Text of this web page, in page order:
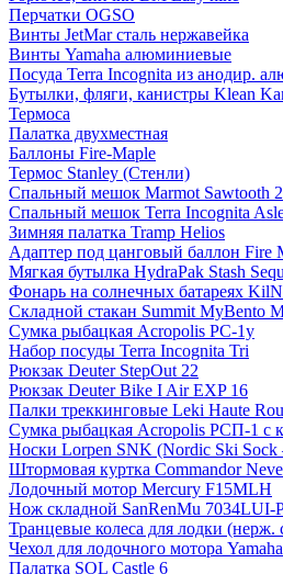
Перчатки OGSO
Винты JetMar сталь нержавейка
Винты Yamaha алюминиевые
Посуда Terra Incognita из анодир.
Бутылки, фляги, канистры Klean
Термоса
Палатка двухместная
Баллоны Fire-Maple
Термос Stanley (Стенли)
Спальный мешок Marmot Sawtooth
Спальный мешок Terra Incognita
Зимняя палатка Tramp Helios
Адаптер под цанговый баллон Fire
Мягкая бутылка HydraPak Stash
Фонарь на солнечных батареях
Складной стакан Summit MyBento
Сумка рыбацкая Acropolis РС-1у
Набор посуды Terra Incognita Tri
Рюкзак Deuter StepOut 22
Рюкзак Deuter Bike I Air EXP 16
Палки треккинговые Leki Haute
Сумка рыбацкая Acropolis РСП-1 с
Носки Lorpen SNK (Nordic Ski Sock
Штормовая куртка Commandor
Лодочный мотор Mercury F15MLH
Нож складной SanRenMu 7034LUI-
Транцевые колеса для лодки (нерж.
Чехол для лодочного мотора
Палатка SOL Castle 6